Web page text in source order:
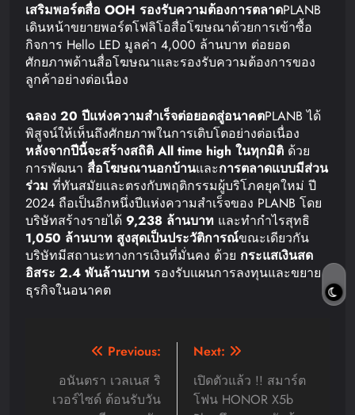
เสริมพอร์ตสื่อ OOH รองรับความต้องการตลาดPLANB
เดินหน้าขยายพอร์ตโฟลิโอสื่อโฆษณาด้วยการเข้าซื้อ
กิจการ Hello LED มูลค่า 4,000 ล้านบาท ต่อยอด
ศักยภาพด้านสื่อโฆษณาและรองรับความต้องการของ
ลูกค้าอย่างต่อเนื่อง
ฉลอง 20 ปีแห่งความสำเร็จต่อยอดสู่อนาคตPLANB ได้
พิสูจน์ให้เห็นถึงศักยภาพในการเติบโตอย่างต่อเนื่อง
หลังจากปีนี้จะสร้างสถิติ All time high ในทุกมิติ ด้วย
การพัฒนา สื่อโฆษณานอกบ้านและการตลาดแบบมีส่วน
ร่วม ที่ทันสมัยและตรงกับพฤติกรรมผู้บริโภคยุคใหม่ ปี
2024 ถือเป็นอีกหนึ่งปีแห่งความสำเร็จของ PLANB โดย
บริษัทสร้างรายได้ 9,238 ล้านบาท และทำกำไรสุทธิ
1,050 ล้านบาท สูงสุดเป็นประวัติการณ์ขณะเดียวกัน
บริษัทมีสถานะทางการเงินที่มั่นคง ด้วย กระแสเงินสด
อิสระ 2.4 พันล้านบาท รองรับแผนการลงทุนและขยาย
ธุรกิจในอนาคต
navigation
Previous:
อนันตรา เวลเนส ริ
เวอร์ไซด์ ต้อนรับวัน
Next:
เปิดตัวแล้ว !! สมาร์ต
โฟน HONOR X5b